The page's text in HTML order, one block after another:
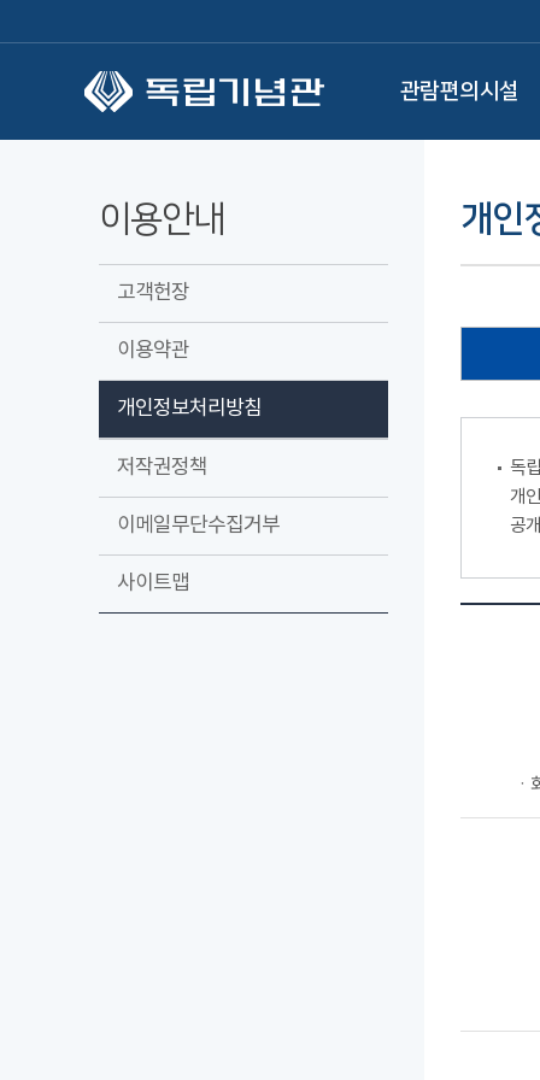
관람편의시설
이용안내
고객헌장
이용약관
개인정보처리방침
저작권정책
이메일무단수집거부
사이트맵
개인
독
개
공
ㆍ